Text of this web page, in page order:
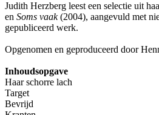
Judith Herzberg leest een selectie uit
en Soms vaak(2004), aangevuld met
gepubliceerd werk.
Opgenomen en geproduceerd door
Inhoudsopgave
Haar schorre lach
Target
Bevrijd